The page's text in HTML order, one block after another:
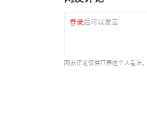
登录后可以发言
网友评论仅供其表达个人看法